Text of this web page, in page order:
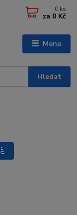
Menu
Hledat
0 ks
za 0 Kč